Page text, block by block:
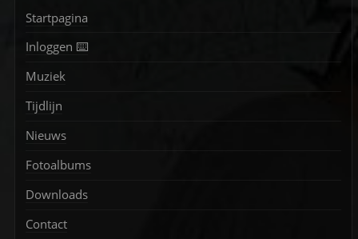
Startpagina
Inloggen ⌨️
Muziek
Tijdlijn
Nieuws
Fotoalbums
Downloads
Contact